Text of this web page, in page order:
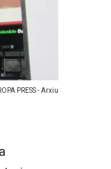
PRESS - Arxiu